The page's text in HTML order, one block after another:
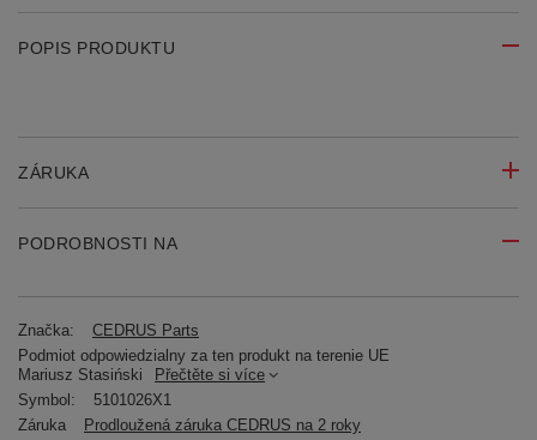
POPIS PRODUKTU
ZÁRUKA
PODROBNOSTI NA
Značka:
CEDRUS Parts
Podmiot odpowiedzialny za ten produkt na terenie UE
Mariusz Stasiński
Přečtěte si více
Symbol:
5101026X1
Záruka
Prodloužená záruka CEDRUS na 2 roky